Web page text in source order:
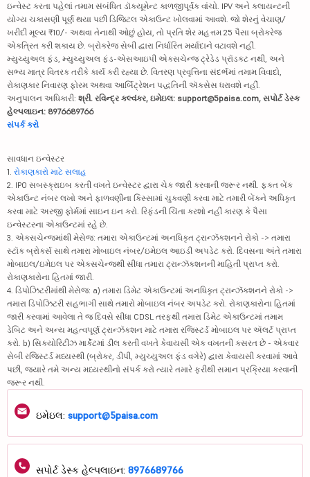
ઇન્વેસ્ટ કરતા પહેલાં તમામ સંબંધિત ડૉક્યૂમેન્ટ કાળજીપૂર્વક વાંચો. IPV અને ક્લાયન્ટની
યોગ્ય ચકાસણી પૂર્ણ થયા પછી ડિજિટલ એકાઉન્ટ ખોલવામાં આવશે. જો શેરનું વેચાણ/
ખરીદી મૂલ્ય ₹10/- અથવા તેનાથી ઓછું હોય, તો પ્રતિ શેર મહત્તમ 25 પૈસા બ્રોકરેજ
એકત્રિત કરી શકાય છે. બ્રોકરેજ સેબી દ્વારા નિર્ધારિત મર્યાદાને વટાવશે નહીં.
મ્યુચ્યુઅલ ફંડ, મ્યુચ્યુઅલ ફંડ-એસઆઇપી એક્સચેન્જ ટ્રેડેડ પ્રૉડક્ટ નથી, અને
સભ્ય માત્ર વિતરક તરીકે કાર્ય કરી રહ્યા છે. વિતરણ પ્રવૃત્તિના સંદર્ભમાં તમામ વિવાદો,
રોકાણકાર નિવારણ ફોરમ અથવા આર્બિટ્રેશન પદ્ધતિની ઍક્સેસ ધરાવશે નહીં.
અનુપાલન અધિકારી: શ્રી. રવિન્દ્ર કલ્વંકર, ઇમેઇલ: support@5paisa.com, સપોર્ટ ડેસ્ક
હેલ્પલાઇન: 8976689766
સંપર્ક કરો
સાવધાન ઇન્વેસ્ટર
1. રોકાણકારો માટે સલાહ
2. IPO સબસ્ક્રાઇબ કરતી વખતે ઇન્વેસ્ટર દ્વારા ચેક જારી કરવાની જરૂર નથી. ફક્ત બેંક
એકાઉન્ટ નંબર લખો અને ફાળવણીના કિસ્સામાં ચુકવણી કરવા માટે તમારી બેંકને અધિકૃત
કરવા માટે અરજી ફોર્મમાં સાઇન ઇન કરો. રિફંડની ચિંતા કરશો નહીં કારણ કે પૈસા
ઇન્વેસ્ટરના એકાઉન્ટમાં રહે છે.
3. એક્સચેન્જમાંથી મેસેજ: તમારા એકાઉન્ટમાં અનધિકૃત ટ્રાન્ઝૅક્શનને રોકો -> તમારા
સ્ટૉક બ્રોકર્સ સાથે તમારા મોબાઇલ નંબર/ઇમેઇલ આઇડી અપડેટ કરો. દિવસના અંતે તમારા
મોબાઇલ/ઇમેઇલ પર એક્સચેન્જથી સીધા તમારા ટ્રાન્ઝૅક્શનની માહિતી પ્રાપ્ત કરો.
રોકાણકારોના હિતમાં જારી.
4. ડિપોઝિટરીમાંથી મેસેજ: a) તમારા ડિમેટ એકાઉન્ટમાં અનધિકૃત ટ્રાન્ઝૅક્શનને રોકો ->
તમારા ડિપોઝિટરી સહભાગી સાથે તમારો મોબાઇલ નંબર અપડેટ કરો. રોકાણકારોના હિતમાં
જારી કરવામાં આવેલા તે જ દિવસે સીધા CDSL તરફથી તમારા ડિમેટ એકાઉન્ટમાં તમામ
ડેબિટ અને અન્ય મહત્વપૂર્ણ ટ્રાન્ઝૅક્શન માટે તમારા રજિસ્ટર્ડ મોબાઇલ પર ઍલર્ટ પ્રાપ્ત
કરો. b) સિક્યોરિટીઝ માર્કેટમાં ડીલ કરતી વખતે કેવાયસી એક વખતની કસરત છે - એકવાર
સેબી રજિસ્ટર્ડ મધ્યસ્થી (બ્રોકર, ડીપી, મ્યુચ્યુઅલ ફંડ વગેરે) દ્વારા કેવાયસી કરવામાં આવે
પછી, જ્યારે તમે અન્ય મધ્યસ્થીનો સંપર્ક કરો ત્યારે તમારે ફરીથી સમાન પ્રક્રિયા કરવાની
જરૂર નથી.
ઇમેઇલ: support@5paisa.com
સપોર્ટ ડેસ્ક હેલ્પલાઇન: 8976689766